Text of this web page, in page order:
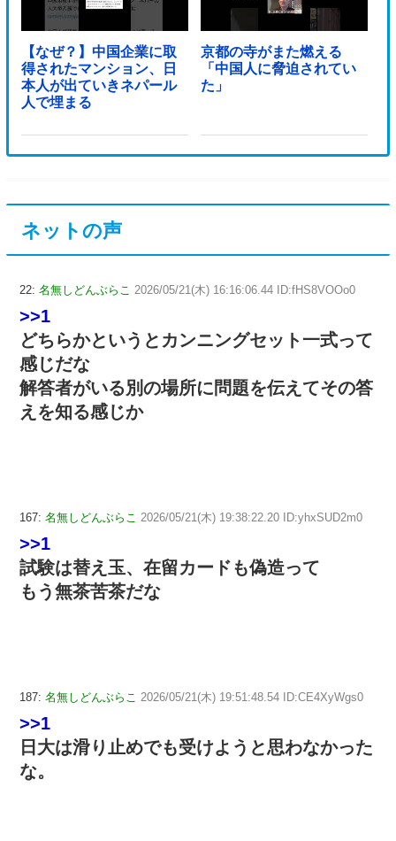
【なぜ？】中国企業に取
得されたマンション、日
本人が出ていきネパール
人で埋まる
京都の寺がまた燃える
「中国人に脅迫されてい
た」
ネットの声
22: 名無しどんぶらこ 2026/05/21(木) 16:16:06.44 ID:fHS8VOOo0
>>1
どちらかというとカンニングセット一式って
感じだな
解答者がいる別の場所に問題を伝えてその答
えを知る感じか
167: 名無しどんぶらこ 2026/05/21(木) 19:38:22.20 ID:yhxSUD2m0
>>1
試験は替え玉、在留カードも偽造って
もう無茶苦茶だな
187: 名無しどんぶらこ 2026/05/21(木) 19:51:48.54 ID:CE4XyWgs0
>>1
日大は滑り止めでも受けようと思わなかった
な。